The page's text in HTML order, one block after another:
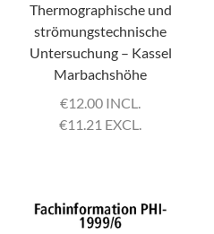
Thermographische und
strömungstechnische
Untersuchung – Kassel
Marbachshöhe
€12.00 INCL.
€11.21 EXCL.